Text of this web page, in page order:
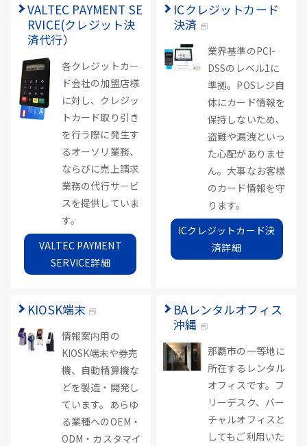
VALTEC PAYMENT SE
RVICE(クレジット決
済代行）
各クレジットカー
ド会社の加盟店様
に対し、クレジッ
トカード取り引き
を行う際に発生す
るオーソリ業務、
ならびに売上請求
業務の代行サービ
スを提供していま
す。
VALTEC PAYMENT
SERVICE詳細
ICクレジットカード
決済
業界基準のPCI-
DSSのレベル1に
準拠。POSレジ自
体にカード情報を
保持しないため、
盗難や漏洩といっ
た心配がありませ
ん。大事なお客様
のカード情報を守
ります。
ICクレジットカード決
済詳細
KIOSK端末
情報案内用の
KIOSK端末や券売
機、自動精算機な
どを製造・開発し
ています。あらゆ
る業種へのOEM・
ODM・カスタマイ
BAレンタルオフィス
沖縄
那覇市の一等地に
所在するレンタル
オフィスです。フ
リーデスク、バー
チャルオフィスと
してもご利用いた